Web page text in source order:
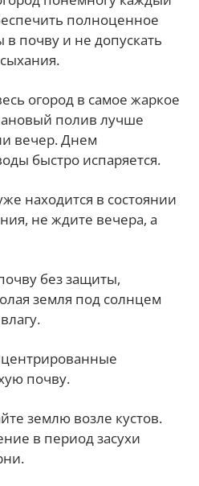
полноценное
почву и не допускать
огород в самое жаркое
полив лучше
вечер. Днем
быстро испаряется.
находится в состоянии
не ждите вечера, а
без защиты,
земля под солнцем
почву.
землю возле кустов.
в период засухи